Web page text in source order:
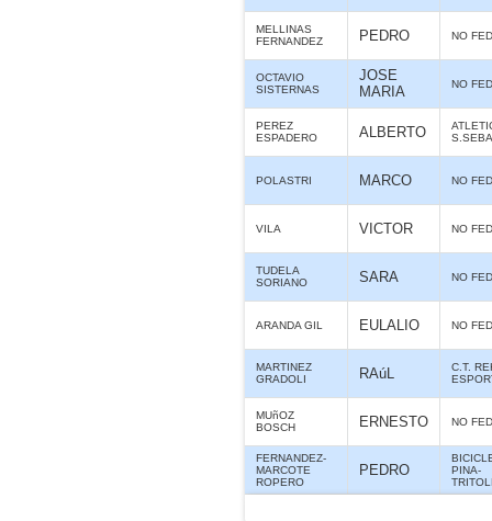
MELLINAS
FERNANDEZ
PEDRO NO
OCTAVIO
SISTERNAS
JOSE
MARIA
NO
PEREZ
ESPADERO
ALBERTO
POLASTRI MARCO NO
VILA VICTOR NO
TUDELA
SORIANO
SARA NO
ARANDA GIL EULALIO NO
MARTINEZ
GRADOLI
RAúL
C.T.
MUñOZ
BOSCH
ERNESTO NO
FERNANDEZ-
MARCOTE
ROPERO
PEDRO
PINA-